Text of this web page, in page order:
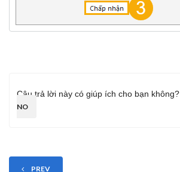
Câu trả lời này có giúp ích cho bạn không?
NO
PREV